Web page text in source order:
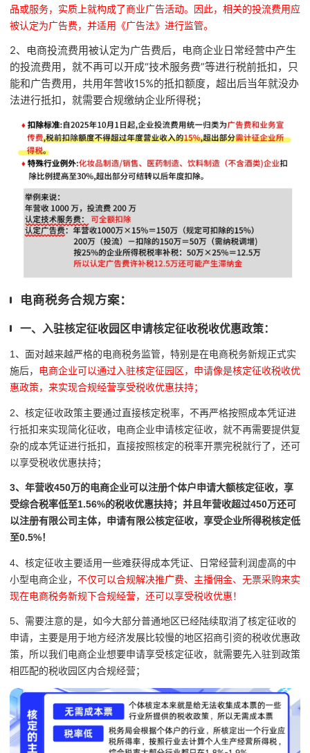
品或服务，实质上就构成了商业广告活动。因此，相关的投流费用应
被认定为广告费，并适用《广告法》进行监管。
2、电商投流费用被认定为广告费后，电商企业日常经营中产生
的投流费用，就不再可以开成“技术服务费”等进行税前抵扣，只
能和广告费用，共用年营收15%的抵扣额度，超出后当年就没办
法进行抵扣，就需要合规缴纳企业所得税；
电商税务合规方案：
一、入驻核定征收园区申请核定征收税收优惠政策：
1、面对越来越严格的电商税务监管，特别是在电商税务新规正式实
施后， 电商企业可以通过入驻核定征园区，申请像是核定征收税收优
惠政策，来实现合规经营享受税收优惠扶持；
2、核定征收政策主要通过直接核定税率，不再严格按照成本凭证进
行抵扣来实现简化征收， 电商企业申请核定征收，就不再需要提供复
杂的成本凭证进行抵扣，直接按照核定的税率开票完税就行了， 还可
以享受税收优惠扶持；
3、年营收450万的电商企业可以注册个体户申请大额核定征收，享
受综合税率低至1.56%的税收优惠扶持；并且年营收超过450万还可
以注册有限公司主体，申请有限公核定征收，享受企业所得税核定低
至0.5%！
4、核定征收主要适用一些难获得成本凭证、日常经营利润虚高的中
小型电商企业， 不仅可以合规解决推广费、主播佣金、无票采购来实
现在电商税务新规下合规经营，还可以享受税收优惠！
5、需要注意的是，如今大部分普通地区已经陆续取消了核定征收的
申请，主要是用于地方经济发展比较慢的地区招商引资的税收优惠政
策，所以我们电商企业想要申请享受核定征收，就需要先入驻到政策
相匹配的税收园区内合规经营；